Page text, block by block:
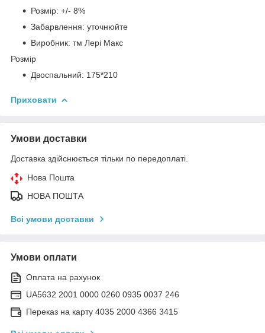
Розмір: +/- 8%
Забарвлення: уточнюйте
Виробник: тм Лері Макс
Розмір
Двоспальний: 175*210
Приховати
Умови доставки
Доставка здійснюється тільки по передоплаті.
Нова Пошта
НОВА ПОШТА
Всі умови доставки
Умови оплати
Оплата на рахунок
UA5632 2001 0000 0260 0935 0037 246
Переказ на карту 4035 2000 4366 3415